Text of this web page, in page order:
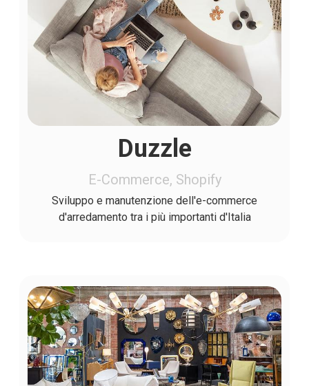
Duzzle
E-Commerce, Shopify
Sviluppo e manutenzione dell'e-commerce
d'arredamento tra i più importanti d'Italia